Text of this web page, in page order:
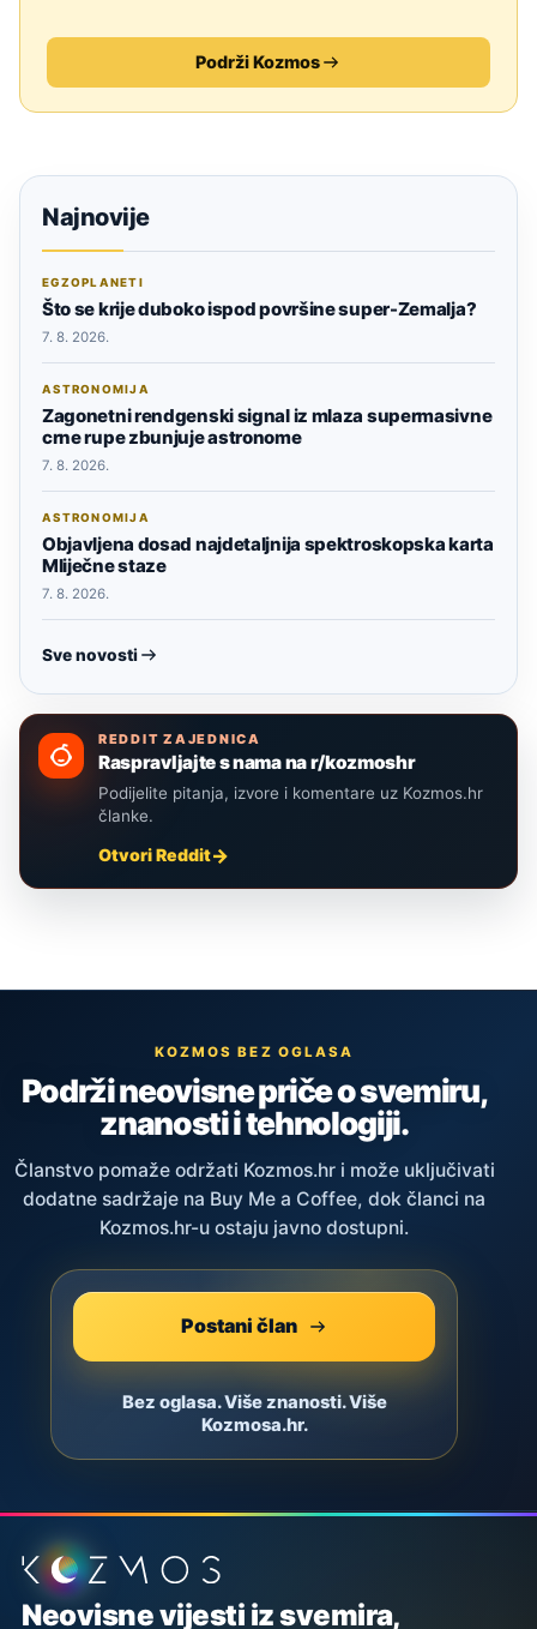
Podrži Kozmos
Najnovije
EGZOPLANETI
Što se krije duboko ispod površine super-Zemalja?
7. 8. 2026.
ASTRONOMIJA
Zagonetni rendgenski signal iz mlaza supermasivne
crne rupe zbunjuje astronome
7. 8. 2026.
ASTRONOMIJA
Objavljena dosad najdetaljnija spektroskopska karta
Mliječne staze
7. 8. 2026.
Sve novosti
REDDIT ZAJEDNICA
Raspravljajte s nama na r/kozmoshr
Podijelite pitanja, izvore i komentare uz Kozmos.hr
članke.
Otvori Reddit
KOZMOS BEZ OGLASA
Podrži neovisne priče o svemiru,
znanosti i tehnologiji.
Članstvo pomaže održati Kozmos.hr i može uključivati
dodatne sadržaje na Buy Me a Coffee, dok članci na
Kozmos.hr-u ostaju javno dostupni.
Postani član
Bez oglasa. Više znanosti. Više
Kozmosa.hr.
Podnožje stranice
Neovisne vijesti iz svemira,